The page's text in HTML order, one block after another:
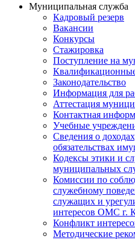
Муниципальная служба
Кадровый резерв
Вакансии
Конкурсы
Стажировка
Поступление на
Законодательство
Информация для
Аттестация
Контактная
Учебные
Сведения о
обязательствах
Кодексы этики и
муниципальных
Комиссии по
служебному
служащих и
интересов ОМС г.
Конфликт
Методические